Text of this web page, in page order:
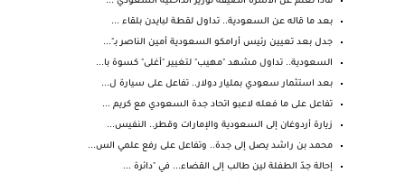
بعد ما قاله عن السعودية.. تداول لقطة لبايدن بلقاء ...
جدل بعد تعيين رئيس أرامكو السعودية أمين الناصر بـ"...
السعودية.. تداول مشهد "مهيب" لتغيير "أغلى" كسوة با...
بعد استثمار سعودي بمليار دولار.. تفاعل على سيارة ل...
تفاعل على ما فعله لاعبو اتحاد جدة السعودي مع كريم ...
زيارة أردوغان إلى السعودية والإمارات وقطر.. النفيس...
محمد بن راشد يصل إلى جدة.. وتفاعل على رفع علمي الس...
إحالة جدّ الطفلة لين طالب إلى القضاء... في "دائرة ...